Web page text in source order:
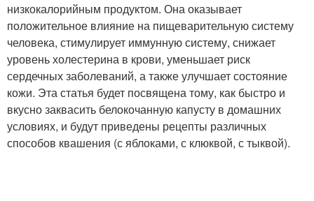
низкокалорийным продуктом. Она оказывает
положительное влияние на пищеварительную систему
человека, стимулирует иммунную систему, снижает
уровень холестерина в крови, уменьшает риск
сердечных заболеваний, а также улучшает состояние
кожи. Эта статья будет посвящена тому, как быстро и
вкусно заквасить белокочанную капусту в домашних
условиях, и будут приведены рецепты различных
способов квашения (с яблоками, с клюквой, с тыквой).